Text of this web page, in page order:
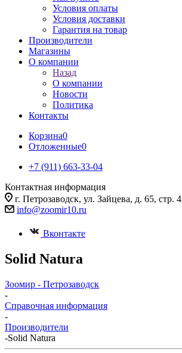
Условия оплаты
Условия доставки
Гарантия на товар
Производители
Магазины
О компании
Назад
О компании
Новости
Политика
Контакты
Корзина0
Отложенные0
+7 (911) 663-33-04
Контактная информация
г. Петрозаводск, ул. Зайцева, д. 65, стр. 4
info@zoomir10.ru
Вконтакте
Solid Natura
Зоомир - Петрозаводск
-
Справочная информация
-
Производители
-Solid Natura